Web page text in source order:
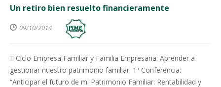
Un retiro bien resuelto financieramente
09/10/2014
II Ciclo Empresa Familiar y Familia Empresaria: Aprender a
gestionar nuestro patrimonio familiar. 1ª Conferencia:
“Anticipar el futuro de mi Patrimonio Familiar: Rentabilidad y